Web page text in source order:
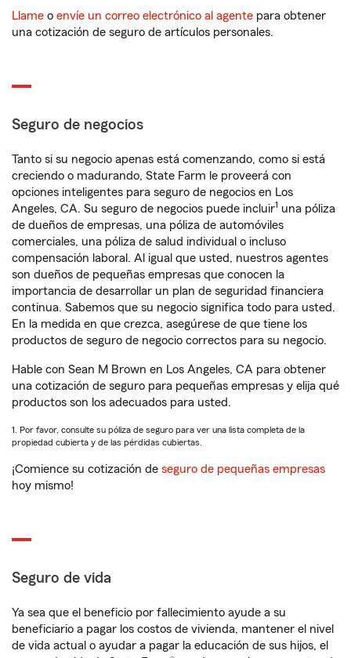
Llame o envíe un correo electrónico al agente para obtener
una cotización de seguro de artículos personales.
Seguro de negocios
Tanto si su negocio apenas está comenzando, como si está
creciendo o madurando, State Farm le proveerá con
opciones inteligentes para seguro de negocios en Los
Angeles, CA. Su seguro de negocios puede incluir1 una póliza
de dueños de empresas, una póliza de automóviles
comerciales, una póliza de salud individual o incluso
compensación laboral. Al igual que usted, nuestros agentes
son dueños de pequeñas empresas que conocen la
importancia de desarrollar un plan de seguridad financiera
continua. Sabemos que su negocio significa todo para usted.
En la medida en que crezca, asegúrese de que tiene los
productos de seguro de negocio correctos para su negocio.
Hable con Sean M Brown en Los Angeles, CA para obtener
una cotización de seguro para pequeñas empresas y elija qué
productos son los adecuados para usted.
1. Por favor, consulte su póliza de seguro para ver una lista completa de la
propiedad cubierta y de las pérdidas cubiertas.
¡Comience su cotización de seguro de pequeñas empresas
hoy mismo!
Seguro de vida
Ya sea que el beneficio por fallecimiento ayude a su
beneficiario a pagar los costos de vivienda, mantener el nivel
de vida actual o ayudar a pagar la educación de sus hijos, el